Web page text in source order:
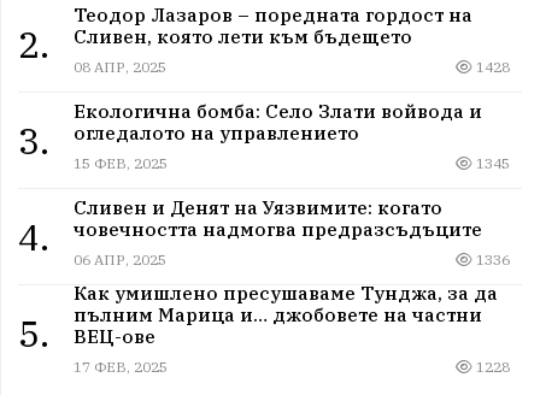
2.
Теодор Лазаров – поредната гордост на
Сливен, която лети към бъдещето
08 АПР, 2025 1428
3.
Екологична бомба: Село Злати войвода и
огледалото на управлението
15 ФЕВ, 2025 1345
4.
Сливен и Денят на Уязвимите: когато
човечността надмогва предразсъдъците
06 АПР, 2025 1336
5.
Как умишлено пресушаваме Тунджа, за да
пълним Марица и… джобовете на частни
ВЕЦ-ове
17 ФЕВ, 2025 1228